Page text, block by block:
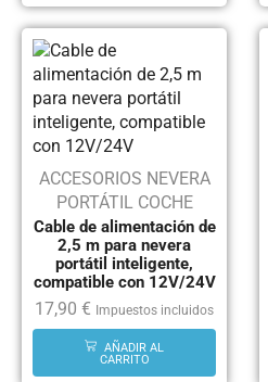
ACCESORIOS NEVERA
PORTÁTIL COCHE
Cable de alimentación de
2,5 m para nevera
portátil inteligente,
compatible con 12V/24V
17,90 € Impuestos incluidos
AÑADIR AL
CARRITO